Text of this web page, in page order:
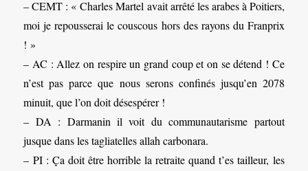
– CEMT : « Charles Martel avait arrêté les arabes à Poitiers,
moi je repousserai le couscous hors des rayons du Franprix
! »
– AC : Allez on respire un grand coup et on se détend ! Ce
n’est pas parce que nous serons confinés jusqu’en 2078
minuit, que l’on doit désespérer !
– DA : Darmanin il voit du communautarisme partout
jusque dans les tagliatelles allah carbonara.
– PI : Ça doit être horrible la retraite quand t’es tailleur, les